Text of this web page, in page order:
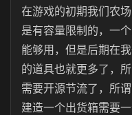
在游戏的初期我们农
是有容量限制的，一
能够用，但是后期在
的道具也就更多了，
需要开源节流了，所
建造一个出货箱需要